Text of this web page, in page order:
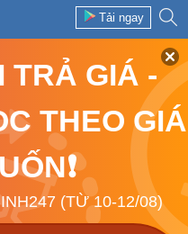
Tải ngay
TRẢ GIÁ -
THEO GIÁ
(TỪ 10-12/08)